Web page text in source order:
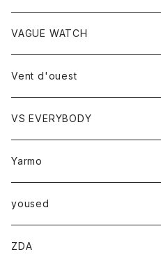
カットソー
セーター
ベスト
VAGUE WATCH
時計
Vent d'ouest
ボトム
スカート
トップス
ベスト
VS EVERYBODY
トップス
Ｔシャツ
Yarmo
アウター
コート
小物
yoused
ZDA